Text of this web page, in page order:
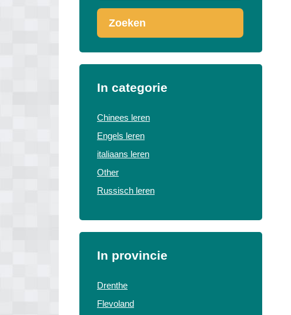
Zoeken
In categorie
Chinees leren
Engels leren
italiaans leren
Other
Russisch leren
In provincie
Drenthe
Flevoland